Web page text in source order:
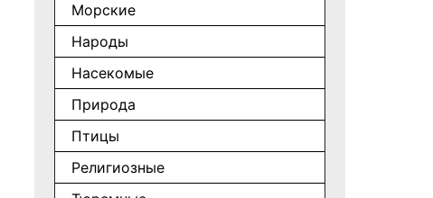
Морские
Народы
Насекомые
Природа
Птицы
Религиозные